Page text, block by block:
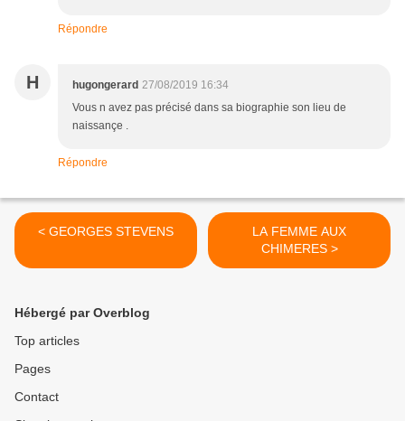
Répondre
H hugongerard 27/08/2019 16:34
Vous n avez pas précisé dans sa biographie son lieu de
naissançe .
Répondre
< GEORGES STEVENS
LA FEMME AUX
CHIMERES >
Hébergé par Overblog
Top articles
Pages
Contact